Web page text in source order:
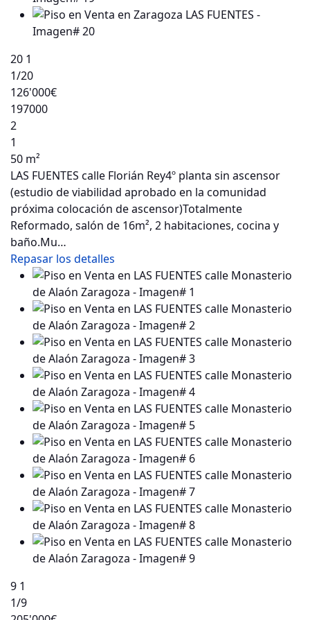
20 1
1/20
126'000€
197000
2
1
50 m²
LAS FUENTES calle Florián Rey4º planta sin ascensor
(estudio de viabilidad aprobado en la comunidad
próxima colocación de ascensor)Totalmente
Reformado, salón de 16m², 2 habitaciones, cocina y
baño.Mu…
Repasar los detalles
9 1
1/9